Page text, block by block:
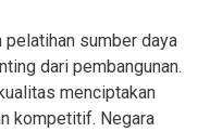
sumber daya
dari pembangunan.
menciptakan
kompetitif. Negara